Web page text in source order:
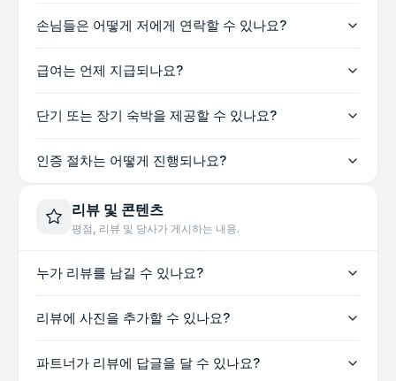
손님들은 어떻게 저에게 연락할 수 있나요?
급여는 언제 지급되나요?
단기 또는 장기 숙박을 제공할 수 있나요?
인증 절차는 어떻게 진행되나요?
리뷰 및 콘텐츠
평점, 리뷰 및 당사가 게시하는 내용.
누가 리뷰를 남길 수 있나요?
리뷰에 사진을 추가할 수 있나요?
파트너가 리뷰에 답글을 달 수 있나요?